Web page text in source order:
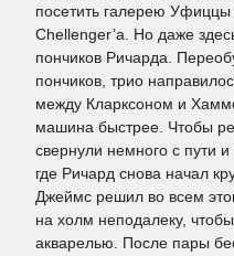
посетить галерею Уфиццы
Chellenger’а. Но даже
пончиков Ричарда.
пончиков, трио
между Кларксоном и
машина быстрее. Чтобы
свернули немного с пути
где Ричард снова начал
Джеймс решил во всем
на холм неподалеку,
акварелью. После пары